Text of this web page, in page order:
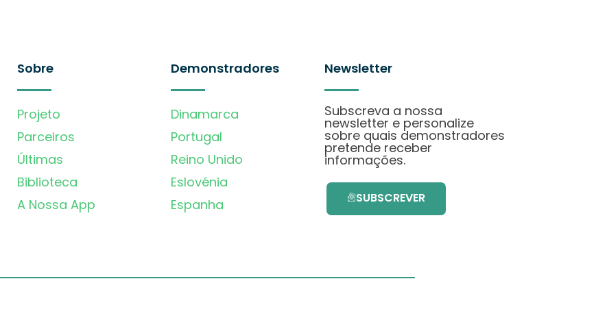
Sobre
Projeto
Parceiros
Últimas
Biblioteca
A Nossa App
Demonstradores
Dinamarca
Portugal
Reino Unido
Eslovénia
Espanha
Newsletter
Subscreva a nossa
newsletter e personalize
sobre quais demonstradores
pretende receber
informações.
SUBSCREVER